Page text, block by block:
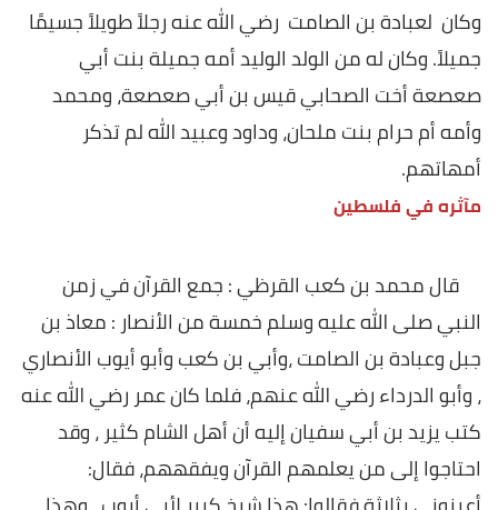
وكان لعبادة بن الصامت رضي الله عنه رجلاً طويلاً جسيمًا
جميلاً. وكان له من الولد الوليد أمه جميلة بنت أبي
صعصعة أخت الصحابي قيس بن أبي صعصعة، ومحمد
وأمه أم حرام بنت ملحان، وداود وعبيد الله لم تذكر
أمهاتهم.
مآثره في فلسطين
قال محمد بن كعب القرظي : جمع القرآن في زمن
النبي صلى الله عليه وسلم خمسة من الأنصار : معاذ بن
جبل وعبادة بن الصامت ،وأبي بن كعب وأبو أيوب الأنصاري
، وأبو الدرداء رضي الله عنهم، فلما كان عمر رضي الله عنه
كتب يزيد بن أبي سفيان إليه أن أهل الشام كثير ، وقد
احتاجوا إلى من يعلمهم القرآن ويفقههم، فقال: